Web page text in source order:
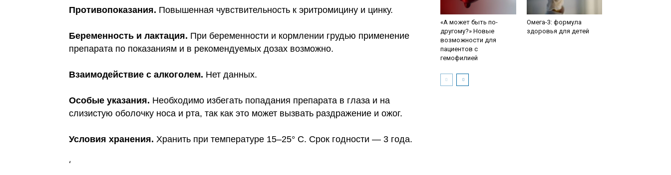
Противопоказания. Повышенная чувствительность к эритромицину и цинку.
Беременность и лактация. При беременности и кормлении грудью применение
препарата по показаниям и в рекомендуемых дозах возможно.
Взаимодействие с алкоголем. Нет данных.
Особые указания. Необходимо избегать попадания препарата в глаза и на
слизистую оболочку носа и рта, так как это может вызвать раздражение и ожог.
Условия хранения. Хранить при температуре 15–25° C. Срок годности — 3 года.
‘
«А может быть по-
другому?» Новые
возможности для
пациентов с
гемофилией
Омега-3: формула
здоровья для детей